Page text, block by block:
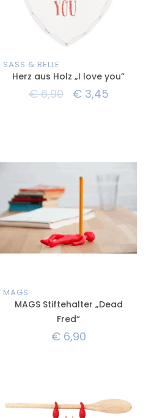
SASS & BELLE
Herz aus Holz „I love you“
€ 6,90 €3,45
MAGS
MAGS Stiftehalter „Dead
Fred“
€6,90